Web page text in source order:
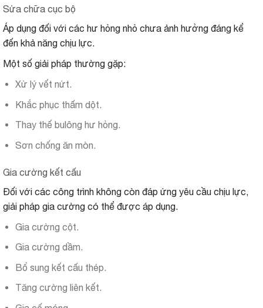
Sửa chữa cục bộ
Áp dụng đối với các hư hỏng nhỏ chưa ảnh hưởng đáng kể
đến khả năng chịu lực.
Một số giải pháp thường gặp:
Xử lý vết nứt.
Khắc phục thấm dột.
Thay thế bulông hư hỏng.
Sơn chống ăn mòn.
Gia cường kết cấu
Đối với các công trình không còn đáp ứng yêu cầu chịu lực,
giải pháp gia cường có thể được áp dụng.
Gia cường cột.
Gia cường dầm.
Bổ sung kết cấu thép.
Tăng cường liên kết.